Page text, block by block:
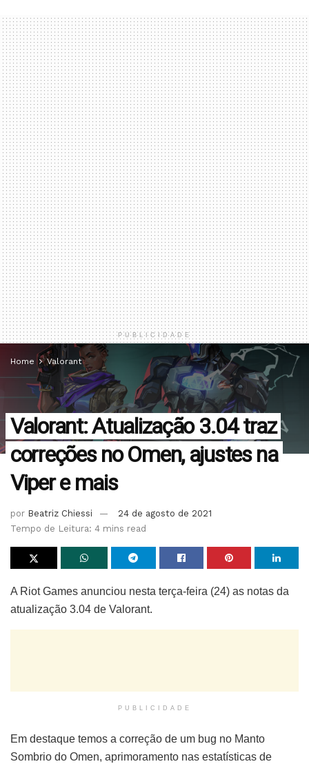
PUBLICIDADE
Home Valorant
Valorant: Atualização 3.04 traz
correções no Omen, ajustes na
Viper e mais
por Beatriz Chiessi
24 de agosto de 2021
Tempo de Leitura: 4 mins read
A Riot Games anunciou nesta terça-feira (24) as notas da
atualização 3.04 de Valorant.
PUBLICIDADE
Em destaque temos a correção de um bug no Manto
Sombrio do Omen, aprimoramento nas estatísticas de